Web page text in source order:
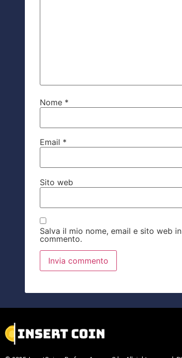
Nome *
Email *
Sito web
Salva il mio nome, email e sito web
commento.